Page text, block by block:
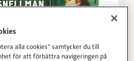
alla cookies" samtycker du till
för att förbättra navigeringen på